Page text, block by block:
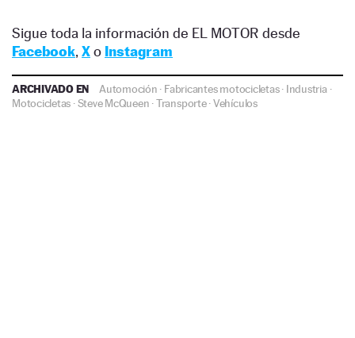
Sigue toda la información de EL MOTOR desde
Facebook, Xo Instagram
ARCHIVADO EN Automoción · Fabricantes motocicletas· Industria·
Motocicletas ·Steve McQueen ·Transporte·Vehículos